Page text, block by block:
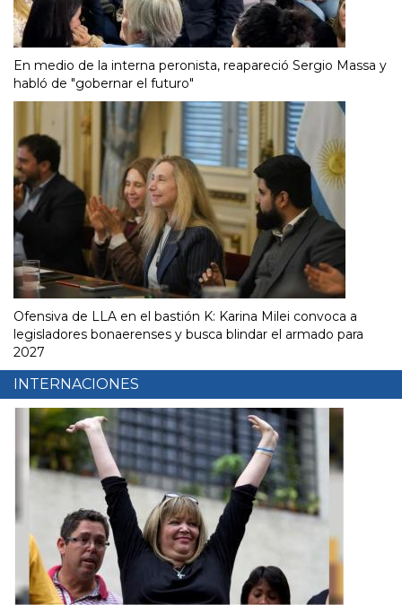
En medio de la interna peronista, reapareció Sergio Massa y
habló de "gobernar el futuro"
Ofensiva de LLA en el bastión K: Karina Milei convoca a
legisladores bonaerenses y busca blindar el armado para
2027
INTERNACIONES